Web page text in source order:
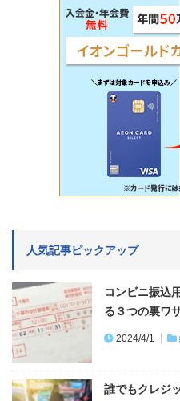
人気記事ピックアップ
コンビニ振込
る３つの裏ワ
2024/4/1
誰でもクレジ